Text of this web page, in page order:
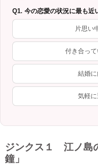
Q1. 今の恋愛の状況に最も近
片思い
付き合っ
結婚
気軽
ジンクス１ 江ノ島
鐘」